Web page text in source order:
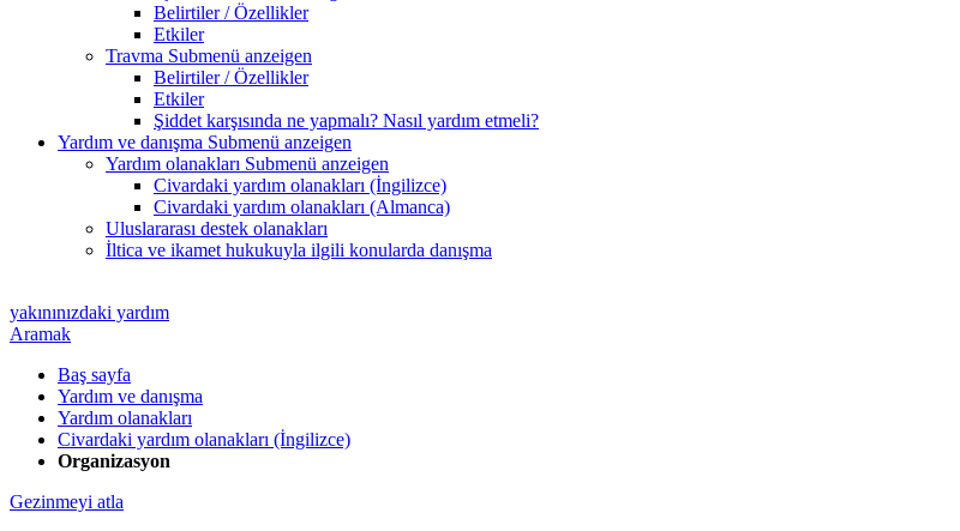
Belirtiler / Özellikler
Etkiler
Travma Submenü anzeigen
Belirtiler / Özellikler
Etkiler
Şiddet karşısında ne yapmalı? Nasıl yardım etmeli?
Yardım ve danışma Submenü anzeigen
Yardım olanakları Submenü anzeigen
Civardaki yardım olanakları (İngilizce)
Civardaki yardım olanakları (Almanca)
Uluslararası destek olanakları
İltica ve ikamet hukukuyla ilgili konularda danışma
yakınınızdaki yardım
Aramak
Baş sayfa
Yardım ve danışma
Yardım olanakları
Civardaki yardım olanakları (İngilizce)
Organizasyon
Gezinmeyi atla